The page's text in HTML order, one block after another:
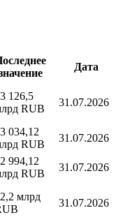
Дата
126,5
RUB
31.07.2026
034,12
RUB
31.07.2026
994,12
RUB
31.07.2026
млрд
31.07.2026